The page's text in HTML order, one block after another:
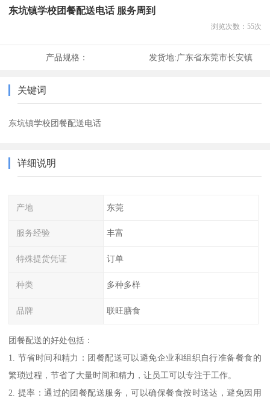
东坑镇学校团餐配送电话 服务周到
浏览次数： 55次
产品规格： 发货地:广东省东莞市长安镇
关键词
东坑镇学校团餐配送电话
详细说明
产地 东莞
服务经验 丰富
特殊提货凭证 订单
种类 多种多样
品牌 联旺膳食
团餐配送的好处包括：
1. 节省时间和精力：团餐配送可以避免企业和组织自行准备餐食的
繁琐过程，节省了大量时间和精力，让员工可以专注于工作。
2. 提率：通过的团餐配送服务，可以确保餐食按时送达，避免因用